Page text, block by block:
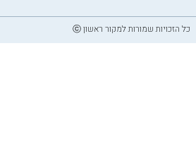
כל הזכויות שמורות למקור ראשון ⓒ